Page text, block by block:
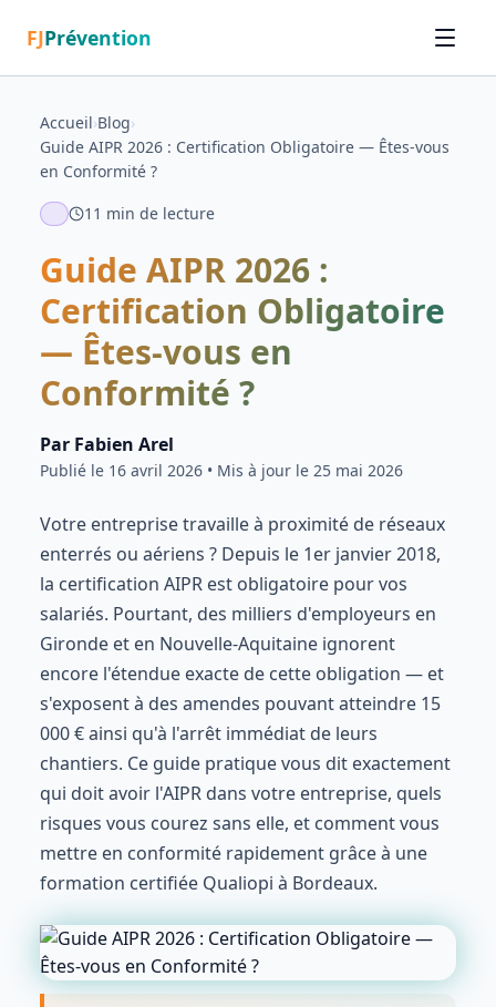
FJPrévention
Accueil›Blog›
Guide AIPR 2026 : Certification Obligatoire — Êtes-vous
en Conformité ?
11 min de lecture
Guide AIPR 2026 :
Certification Obligatoire
— Êtes-vous en
Conformité ?
Par Fabien Arel
Publié le 16 avril 2026 • Mis à jour le 25 mai 2026
Votre entreprise travaille à proximité de réseaux
enterrés ou aériens ? Depuis le 1er janvier 2018,
la certification AIPR est obligatoire pour vos
salariés. Pourtant, des milliers d'employeurs en
Gironde et en Nouvelle-Aquitaine ignorent
encore l'étendue exacte de cette obligation — et
s'exposent à des amendes pouvant atteindre 15
000 € ainsi qu'à l'arrêt immédiat de leurs
chantiers. Ce guide pratique vous dit exactement
qui doit avoir l'AIPR dans votre entreprise, quels
risques vous courez sans elle, et comment vous
mettre en conformité rapidement grâce à une
formation certifiée Qualiopi à Bordeaux.